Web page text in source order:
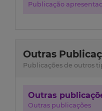
Publicação
Outras
Publicações de outros
Outras
Outras publicações